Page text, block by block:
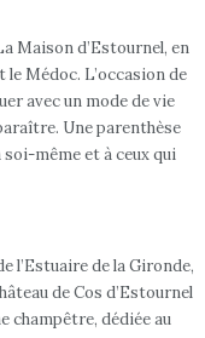
Maison d’Estournel, en
Médoc. L’occasion de
avec un mode de vie
Une parenthèse
même et à ceux qui
l’Estuaire de la Gironde,
de Cos d’Estournel
champêtre, dédiée au